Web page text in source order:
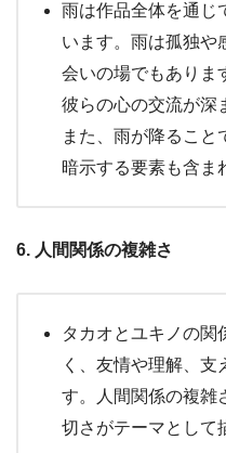
雨は作品全体を通じ
います。雨は孤独や
会いの場でもありま
彼らの心の交流が深
また、雨が降ること
暗示する要素も含ま
6. 人間関係の複雑さ
タカオとユキノの関
く、友情や理解、支
す。人間関係の複雑
切さがテーマとして